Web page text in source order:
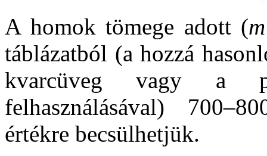
A homok tömege adott (m
táblázatból (a hozzá
kvarcüveg vagy a
felhasználásával)
értékre becsülhetjük.